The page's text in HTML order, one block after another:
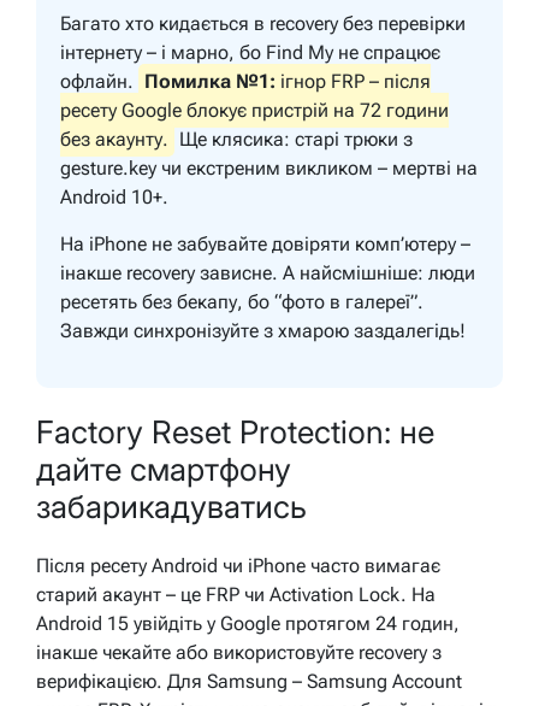
Багато хто кидається в recovery без перевірки
інтернету – і марно, бо Find My не спрацює
офлайн. Помилка №1: ігнор FRP – після
ресету Google блокує пристрій на 72 години
без акаунту. Ще клясика: старі трюки з
gesture.key чи екстреним викликом – мертві на
Android 10+.
На iPhone не забувайте довіряти комп’ютеру –
інакше recovery зависне. А найсмішніше: люди
ресетять без бекапу, бо “фото в галереї”.
Завжди синхронізуйте з хмарою заздалегідь!
Factory Reset Protection: не
дайте смартфону
забарикадуватись
Після ресету Android чи iPhone часто вимагає
старий акаунт – це FRP чи Activation Lock. На
Android 15 увійдіть у Google протягом 24 годин,
інакше чекайте або використовуйте recovery з
верифікацією. Для Samsung – Samsung Account